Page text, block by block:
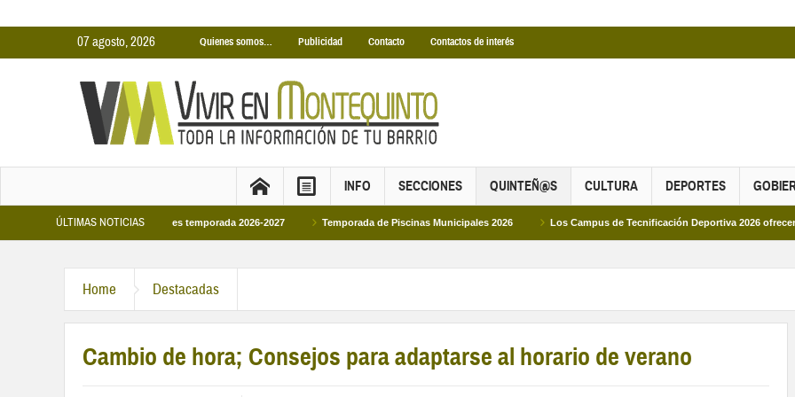
07 agosto, 2026 Quienes somos… Publicidad Contacto Contactos de interés
INFO SECCIONES QUINTEÑ@S CULTURA DEPORTES
ÚLTIMAS NOTICIAS
Cubiertas Municipales temporada 2026-2027 Temporada de Piscinas Municipales 2026 Los Campus de Tecnificación Deportiva 2026 ofrecen cuatro
Home Destacadas
Cambio de hora; Consejos para adaptarse al horario de verano